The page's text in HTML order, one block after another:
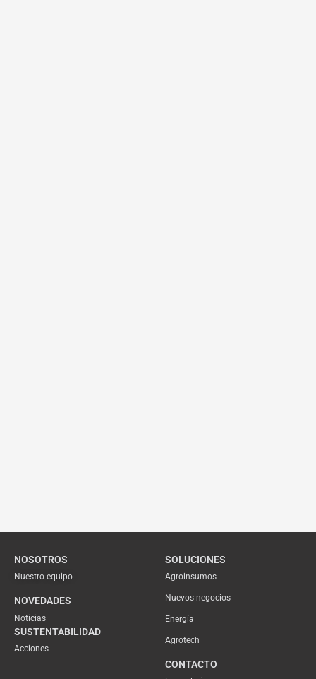
NOSOTROS
Nuestro equipo
NOVEDADES
Noticias
SUSTENTABILIDAD
Acciones
SOLUCIONES
Agroinsumos
Nuevos negocios
Energía
Agrotech
CONTACTO